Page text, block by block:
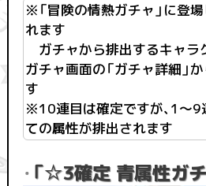
※「冒険の情熱ガチャ」に登
れます
ガチャから排出するキャラ
ガチャ画面の「ガチャ詳細」
す
※10連目は確定ですが、1〜9
ての属性が排出されます
・ 「☆3確定 青属性ガ